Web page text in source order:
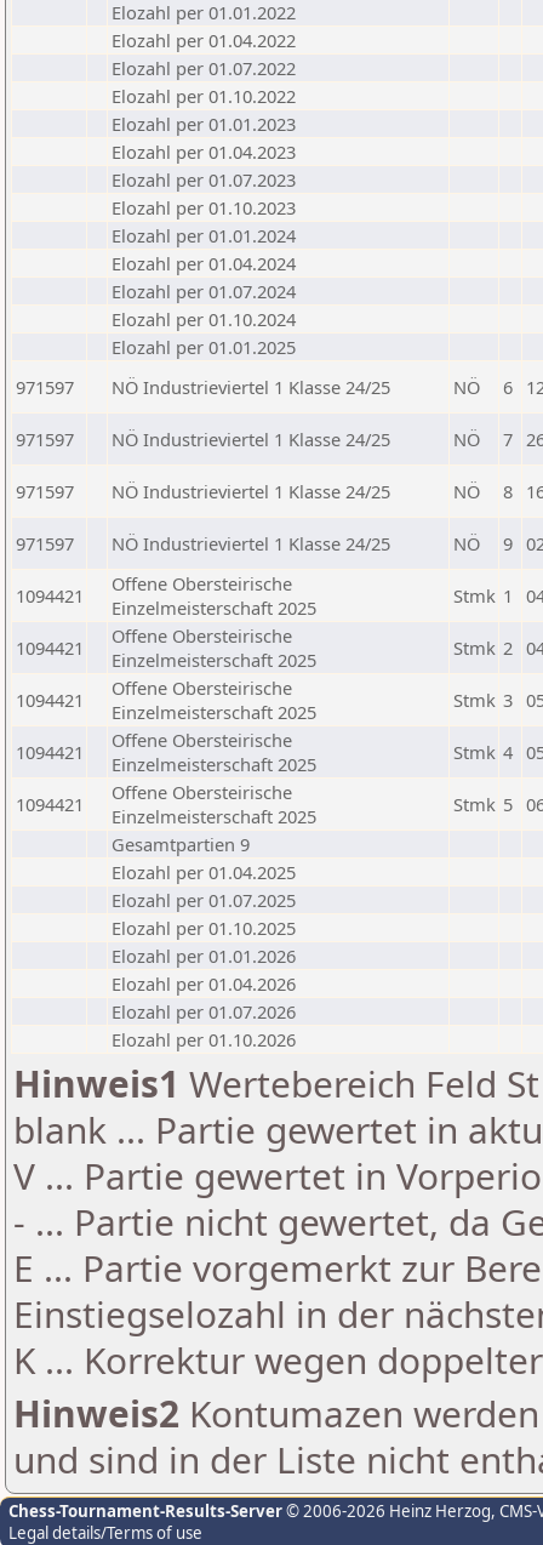
Elozahl per 01.01.2022
Elozahl per 01.04.2022
Elozahl per 01.07.2022
Elozahl per 01.10.2022
Elozahl per 01.01.2023
Elozahl per 01.04.2023
Elozahl per 01.07.2023
Elozahl per 01.10.2023
Elozahl per 01.01.2024
Elozahl per 01.04.2024
Elozahl per 01.07.2024
Elozahl per 01.10.2024
Elozahl per 01.01.2025
971597
NÖ Industrieviertel 1 Klasse 24/25 NÖ 6
971597 NÖ Industrieviertel 1 Klasse 24/25 NÖ 7
971597 NÖ Industrieviertel 1 Klasse 24/25 NÖ 8
971597 NÖ Industrieviertel 1 Klasse 24/25 NÖ 9
1094421
Offene Obersteirische
Einzelmeisterschaft 2025
Stmk 1
1094421
Offene Obersteirische
Einzelmeisterschaft 2025
Stmk 2
1094421
Offene Obersteirische
Einzelmeisterschaft 2025
Stmk 3
1094421
Offene Obersteirische
Einzelmeisterschaft 2025
Stmk 4
1094421
Offene Obersteirische
Einzelmeisterschaft 2025
Stmk 5
Gesamtpartien 9
Elozahl per 01.04.2025
Elozahl per 01.07.2025
Elozahl per 01.10.2025
Elozahl per 01.01.2026
Elozahl per 01.04.2026
Elozahl per 01.07.2026
Elozahl per 01.10.2026
Hinweis1 Wertebereich Feld
blank ... Partie gewertet in
V ... Partie gewertet in
- ... Partie nicht gewertet, da
E ... Partie vorgemerkt zur
Einstiegselozahl in der
K ... Korrektur wegen
Hinweis2 Kontumazen
und sind in der Liste nicht
Chess-Tournament-Results-Server© 2006-2026 Heinz Herzog,
Legal details/Terms of use